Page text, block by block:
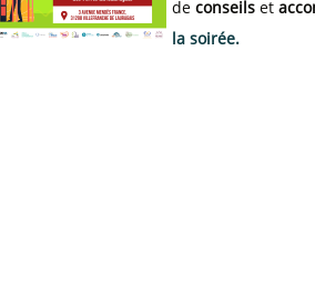
de conseils et
la soirée.